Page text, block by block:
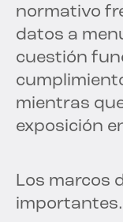
normativo
datos a
cuestión
mientras
exposición
Los marcos
importantes.